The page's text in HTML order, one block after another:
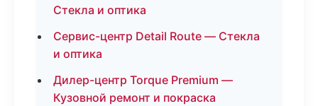
Стекла и оптика
Сервис-центр Detail Route — Стекла
и оптика
Дилер-центр Torque Premium —
Кузовной ремонт и покраска